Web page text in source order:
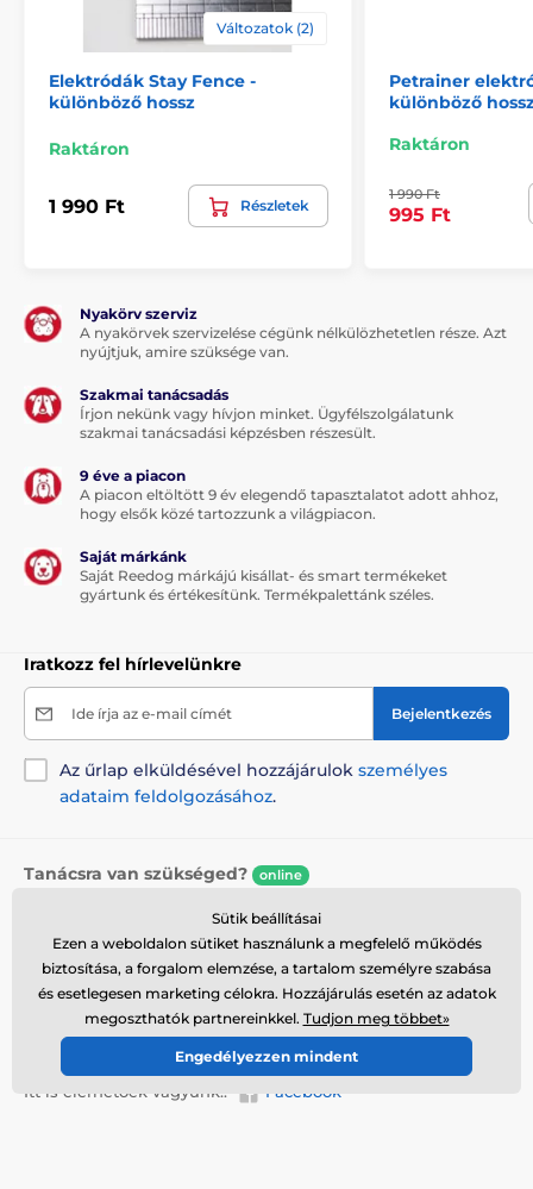
Változatok (2)
Elektródák Stay Fence -
különböző hossz
Raktáron
1 990 Ft Részletek
Petrainer
különböző
Raktáron
1 990 Ft
995 Ft
Nyakörv szerviz
A nyakörvek szervizelése cégünk nélkülözhetetlen része. Azt
nyújtjuk, amire szüksége van.
Szakmai tanácsadás
Írjon nekünk vagy hívjon minket. Ügyfélszolgálatunk
szakmai tanácsadási képzésben részesült.
9 éve a piacon
A piacon eltöltött 9 év elegendő tapasztalatot adott ahhoz,
hogy elsők közé tartozzunk a világpiacon.
Saját márkánk
Saját Reedog márkájú kisállat- és smart termékeket
gyártunk és értékesítünk. Termékpalettánk széles.
Iratkozz fel hírlevelünkre
Ide írja az e-mail címét Bejelentkezés
Az űrlap elküldésével hozzájárulok személyes
adataim feldolgozásához.
Tanácsra van szükséged? online
+36 21 300 7514
info@reedog.hu
Hol találsz bennünket
Magyar
Itt is elérhetőek vagyunk:: Facebook
Sütik beállításai
Ezen a weboldalon sütiket használunk a megfelelő működés
biztosítása, a forgalom elemzése, a tartalom személyre szabása
és esetlegesen marketing célokra. Hozzájárulás esetén az adatok
megoszthatók partnereinkkel. Tudjon meg többet»
Engedélyezzen mindent